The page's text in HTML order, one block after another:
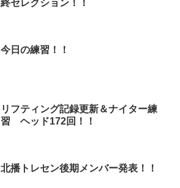
終セレクション！！
今日の練習！！
リフティング記録更新＆ナイター練
習 ヘッド172回！！
北播トレセン後期メンバー発表！！